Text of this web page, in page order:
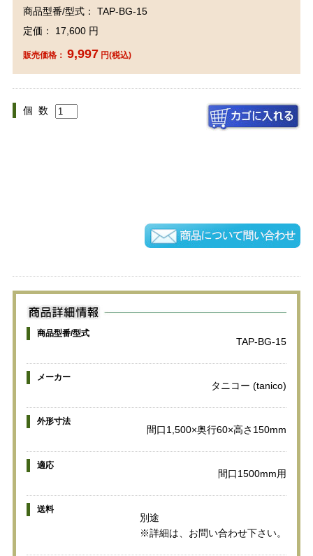
商品型番/型式： TAP-BG-15
定価： 17,600 円
販売価格： 9,997 円(税込)
個 数
商品型番/型式
TAP-BG-15
メーカー
タニコー (tanico)
外形寸法
間口1,500×奥行60×高さ150mm
適応
間口1500mm用
送料
別途
※詳細は、お問い合わせ下さい。